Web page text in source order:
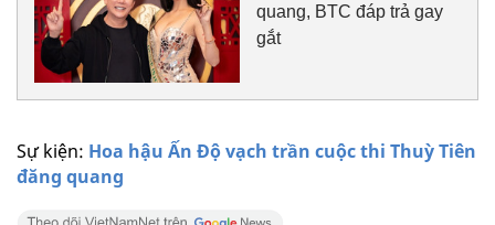
Sự kiện: Hoa hậu Ấn Độ vạch trần cuộc thi Thuỳ Tiên
đăng quang
quang, BTC đáp trả gay
gắt